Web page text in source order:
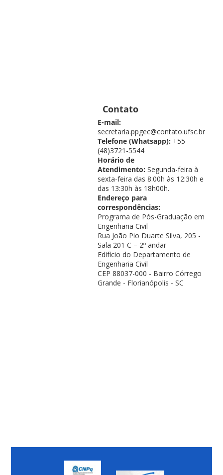
Contato
E-mail:
secretaria.ppgec@contato.ufsc.br
Telefone (Whatsapp): +55
(48)3721-5544
Horário de
Atendimento: Segunda-feira à
sexta-feira das 8:00h às 12:30h e
das 13:30h às 18h00h.
Endereço para
correspondências:
Programa de Pós-Graduação em
Engenharia Civil
Rua João Pio Duarte Silva, 205 -
Sala 201 C – 2º andar
Edifício do Departamento de
Engenharia Civil
CEP 88037-000 - Bairro Córrego
Grande - Florianópolis - SC